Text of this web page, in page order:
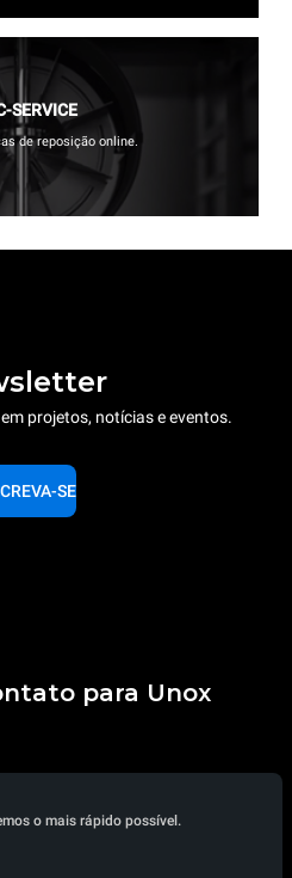
SERVICE
de reposição online.
projetos, notícias e eventos.
SE
para Unox
o mais rápido possível.